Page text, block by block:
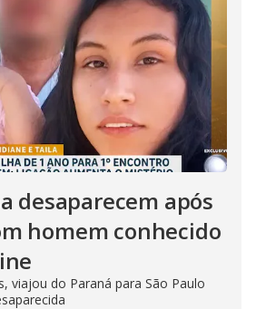
desaparecem após
homem conhecido
viajou do Paraná para São Paulo